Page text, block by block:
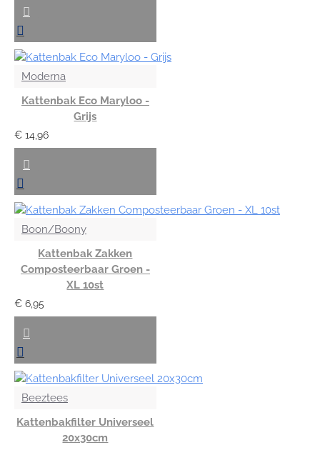
Moderna
Kattenbak Eco Maryloo -
Grijs
€ 14,96
Boon/Boony
Kattenbak Zakken
Composteerbaar Groen -
XL 10st
€ 6,95
Beeztees
Kattenbakfilter Universeel
20x30cm